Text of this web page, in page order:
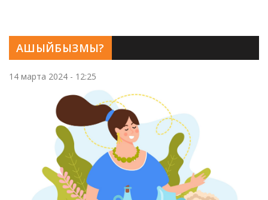
АШЫЙБЫЗМЫ?
14 марта 2024 - 12:25